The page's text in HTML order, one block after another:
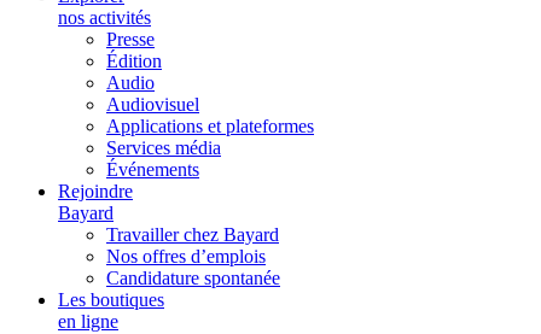
nos activités
Presse
Édition
Audio
Audiovisuel
Applications et plateformes
Services média
Événements
Rejoindre
Bayard
Travailler chez Bayard
Nos offres d’emplois
Candidature spontanée
Les boutiques
en ligne